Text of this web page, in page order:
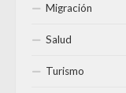
Migración
Salud
Turismo